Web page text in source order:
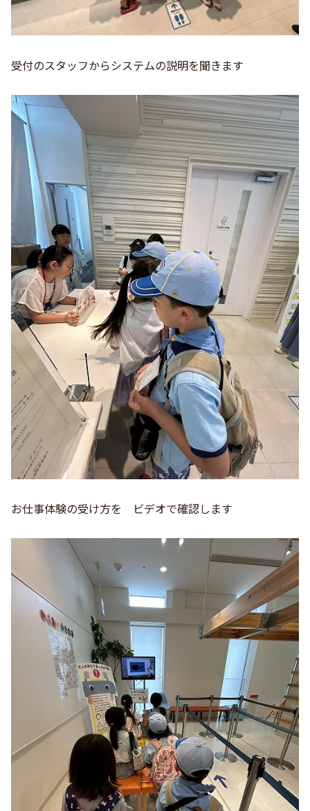
受付のスタッフからシステムの説明を聞きます
お仕事体験の受け方を ビデオで確認します